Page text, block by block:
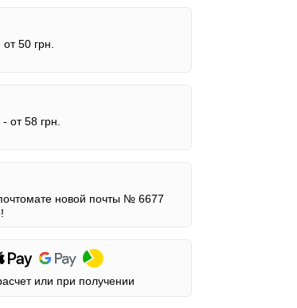
от 50 грн.
- от 58 грн.
новой почты № 6677
или при получении